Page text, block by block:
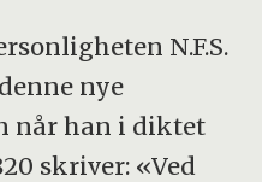
N.F.S.
nye
når han i diktet
skriver: «Ved